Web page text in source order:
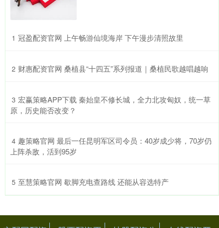
1 ​冠盈配资官网 上午畅游仙境海岸 下午漫步清照故里
2 ​财惠配资官网 桑植县“十四五”系列报道｜桑植民歌越唱越响
3 ​宏赢策略APP下载 秦始皇不修长城，全力北攻匈奴，统一草
原，历史能否改变？
4 ​趣策略官网 最后一任昆明军区司令员：40岁成少将，70岁仍
上阵杀敌，活到95岁
5 ​至慧策略官网 歇脚充电查路线 还能从容选特产